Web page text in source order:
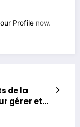
Profile now.
de la
gérer et